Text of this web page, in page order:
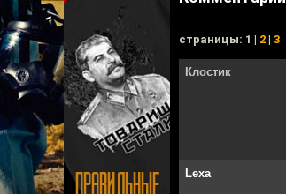
cтраницы: 1 | 2 | 3
Клостик
Lexa